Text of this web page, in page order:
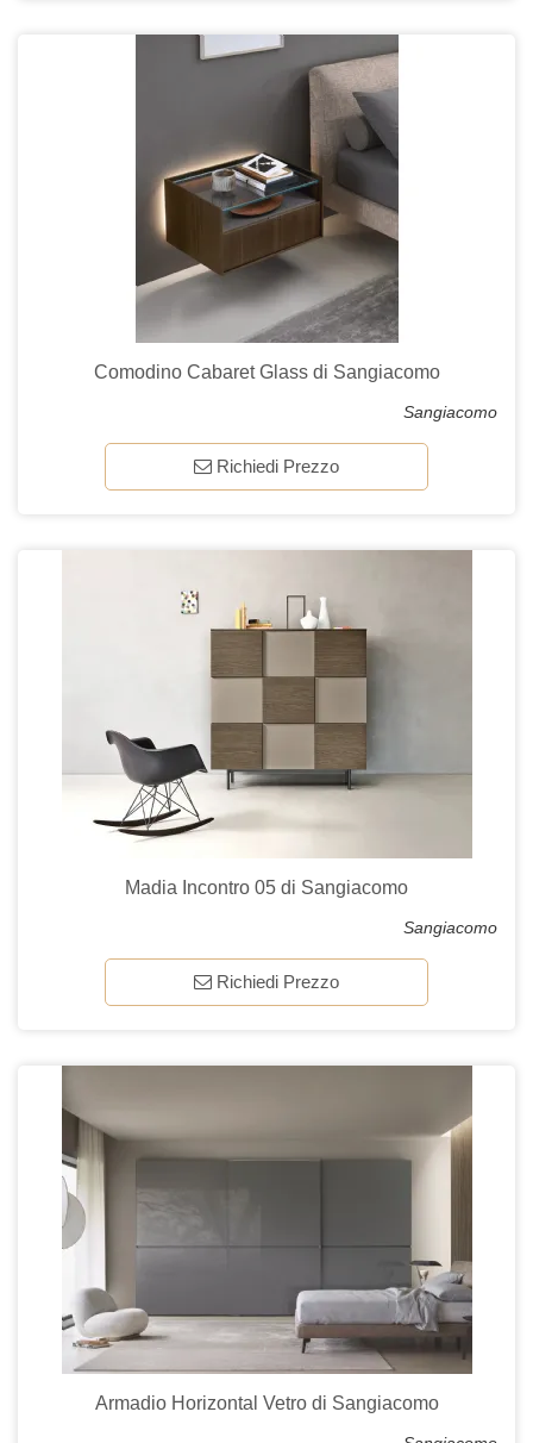
Comodino Cabaret Glass di Sangiacomo
Sangiacomo
Richiedi Prezzo
Madia Incontro 05 di Sangiacomo
Sangiacomo
Richiedi Prezzo
Armadio Horizontal Vetro di Sangiacomo